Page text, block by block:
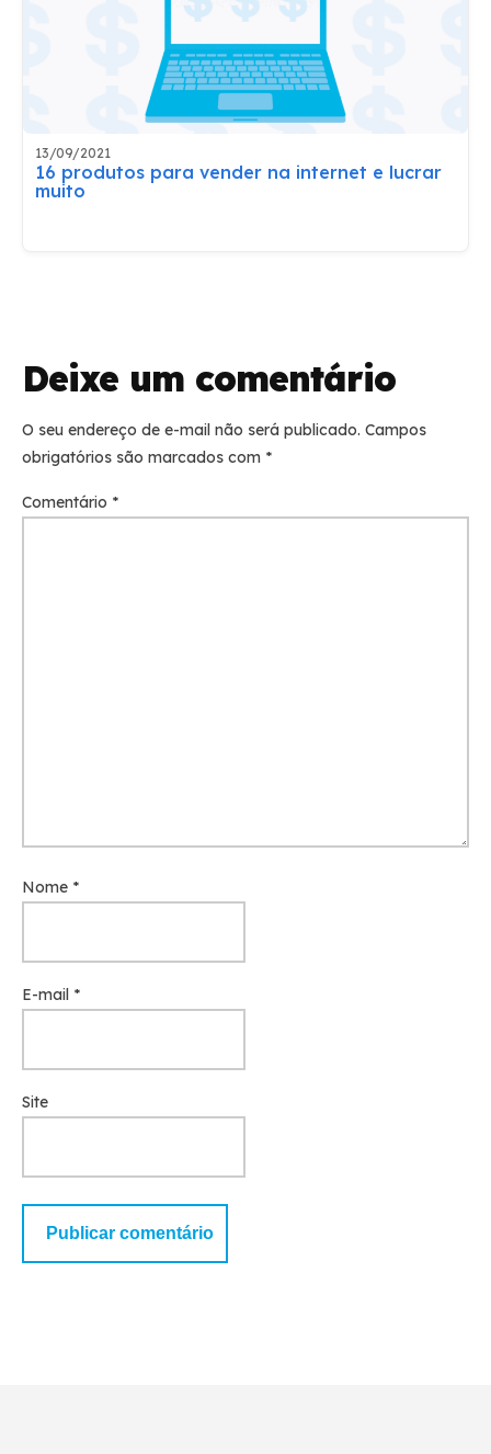
13/09/2021
16 produtos para vender na internet e lucrar
muito
Deixe um comentário
O seu endereço de e-mail não será publicado. Campos
obrigatórios são marcados com *
Comentário *
Nome *
E-mail *
Site